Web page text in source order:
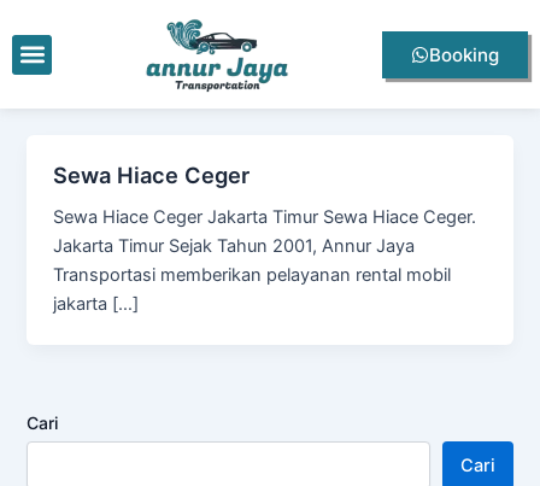
ke
konten
Menu Booking
Sewa Hiace Ceger
Sewa Hiace Ceger Jakarta Timur Sewa Hiace Ceger.
Jakarta Timur Sejak Tahun 2001, Annur Jaya
Transportasi memberikan pelayanan rental mobil
jakarta […]
Cari
Cari